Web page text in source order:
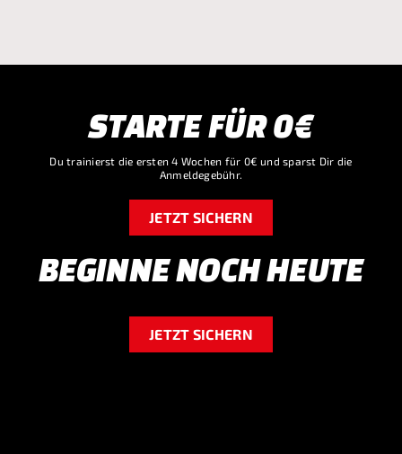
STARTE FÜR 0€
Du trainierst die ersten 4 Wochen für 0€ und sparst Dir die
Anmeldegebühr.
JETZT SICHERN
BEGINNE NOCH HEUTE
JETZT SICHERN